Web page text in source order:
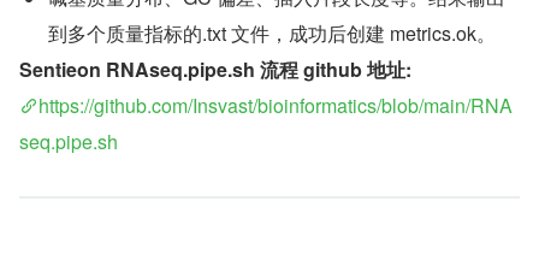
到多个质量指标的.txt 文件，成功后创建 metrics.ok。
Sentieon RNAseq.pipe.sh 流程 github 地址:
https://github.com/Insvast/bioinformatics/blob/main/RNA
seq.pipe.sh